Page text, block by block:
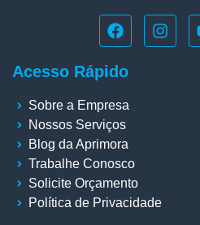
Acesso Rápido
Sobre a Empresa
Nossos Serviços
Blog da Aprimora
Trabalhe Conosco
Solicite Orçamento
Política de Privacidade